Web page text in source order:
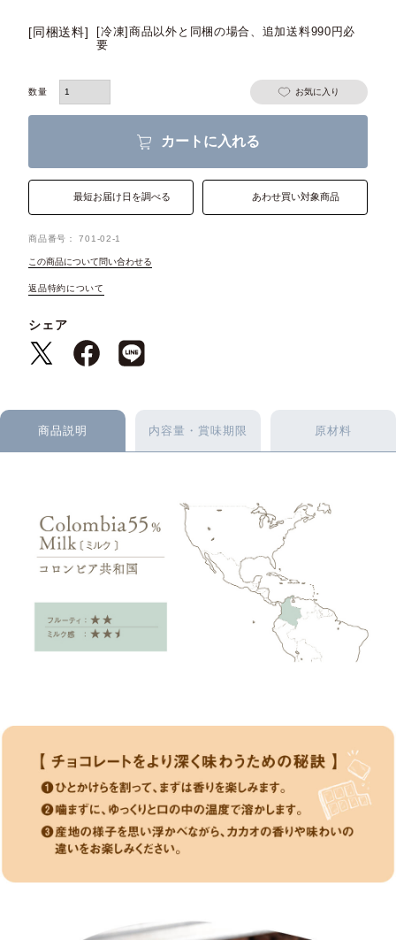
[同梱送料]
[冷凍]商品以外と同梱の場合、追加送料990円必
要
お気に入り
カートに入れる
最短お届け日を調べる あわせ買い対象商品
商品番号 701-02-1
この商品について問い合わせる
返品特約について
シェア
商品説明 内容量・賞味期限 原材料